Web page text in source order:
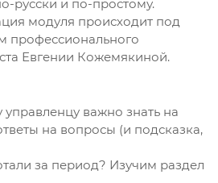
русски и по-простому.
модуля происходит под
профессионального
Евгении Кожемякиной.
важно знать на
на вопросы (и подсказка,
за период? Изучим раздел